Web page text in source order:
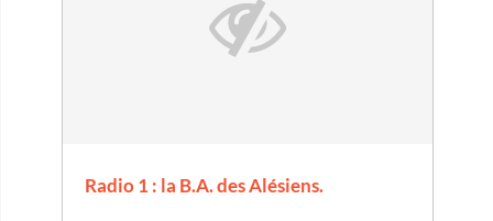
Radio 1 : la B.A. des Alésiens.